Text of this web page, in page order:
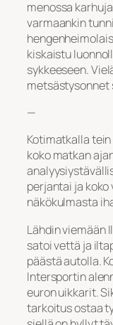
menossa
varmaankin
kiskaistu
sykkeeseen.
metsästysonnet
—
Kotimatkalla
koko matkan
perjantai ja
näkökulmasta
Lähdin viemään
satoi vettä ja
päästä autolla.
Intersportin
euron uikkarit.
tarkoitus ostaa